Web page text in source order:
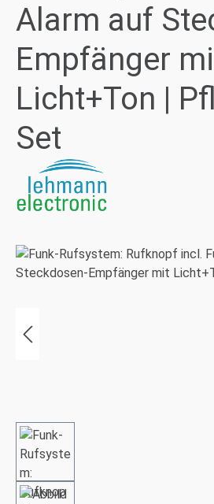
Alarm auf
Empfänger
Licht+Ton |
Set
Bildergalerie überspringen